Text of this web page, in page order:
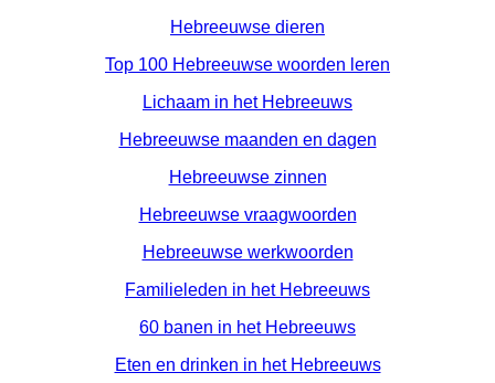
Hebreeuwse dieren
Top 100 Hebreeuwse woorden leren
Lichaam in het Hebreeuws
Hebreeuwse maanden en dagen
Hebreeuwse zinnen
Hebreeuwse vraagwoorden
Hebreeuwse werkwoorden
Familieleden in het Hebreeuws
60 banen in het Hebreeuws
Eten en drinken in het Hebreeuws